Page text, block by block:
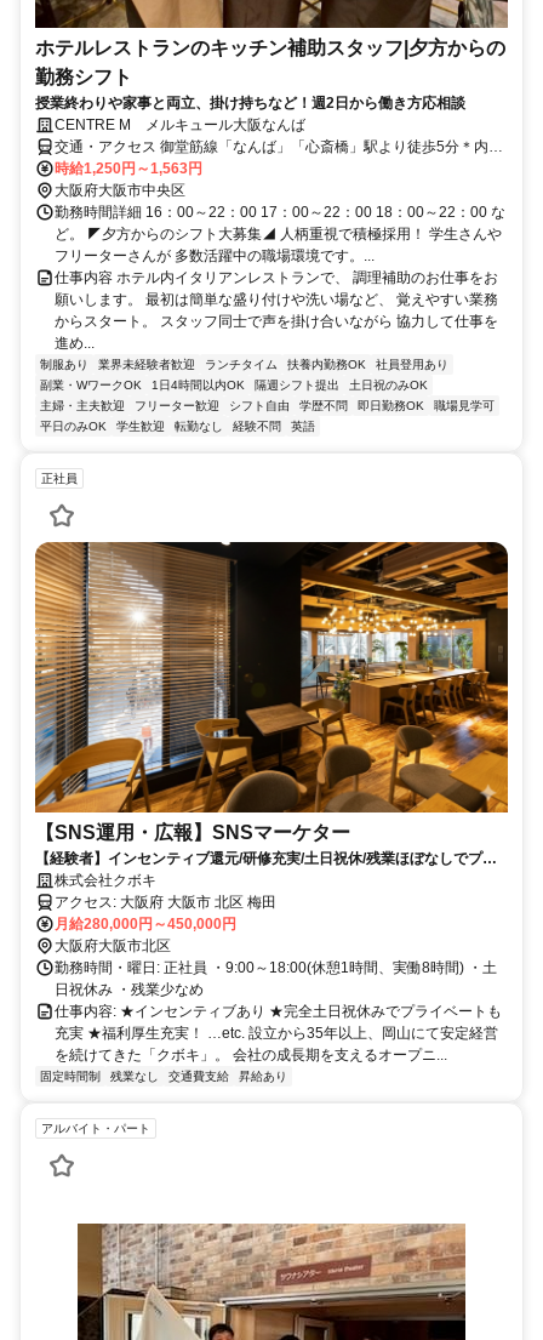
ホテルレストランのキッチン補助スタッフ|夕方からの
勤務シフト
授業終わりや家事と両立、掛け持ちなど！週2日から働き方応相談
CENTRE M メルキュール大阪なんば
交通・アクセス 御堂筋線「なんば」「心斎橋」駅より徒歩5分＊内装
はスタイリッシュで非日常空間にこだわった空間！優雅な雰囲気のホ
テルダイニングで静かで落ち着けるレストランです！
時給1,250円～1,563円
大阪府大阪市中央区
勤務時間詳細 16：00～22：00 17：00～22：00 18：00～22：00 な
ど。 ◤夕方からのシフト大募集◢ 人柄重視で積極採用！ 学生さんや
フリーターさんが 多数活躍中の職場環境です。...
仕事内容 ホテル内イタリアンレストランで、 調理補助のお仕事をお
願いします。 最初は簡単な盛り付けや洗い場など、 覚えやすい業務
からスタート。 スタッフ同士で声を掛け合いながら 協力して仕事を
進め...
制服あり 業界未経験者歓迎 ランチタイム 扶養内勤務OK
社員登用あり
副業・WワークOK
1日4時間以内OK 隔週シフト提出
土日祝のみOK
主婦・主夫歓迎
フリーター歓迎 シフト自由 学歴不問 即日勤務OK
職場見学可
平日のみOK
学生歓迎 転勤なし 経験不問 英語
正社員
【SNS運用・広報】SNSマーケター
【経験者】インセンティブ還元/研修充実/土日祝休/残業ほぼなしでプラ
イベート充実☆
株式会社クボキ
アクセス: 大阪府 大阪市 北区 梅田
月給280,000円～450,000円
大阪府大阪市北区
勤務時間・曜日: 正社員 ・9:00～18:00(休憩1時間、実働8時間) ・土
日祝休み ・残業少なめ
仕事内容: ★インセンティブあり ★完全土日祝休みでプライベートも
充実 ★福利厚生充実！ …etc. 設立から35年以上、岡山にて安定経営
を続けてきた「クボキ」。 会社の成長期を支えるオープニ...
固定時間制 残業なし 交通費支給 昇給あり
アルバイト・パート